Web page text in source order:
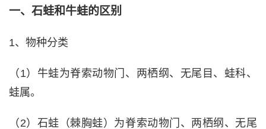
一、石蛙和牛蛙的区别
1、物种分类
（1）牛蛙为脊索动物门、两栖纲、无尾目、蛙科、
蛙属。
（2）石蛙（棘胸蛙）为脊索动物门、两栖纲、无尾